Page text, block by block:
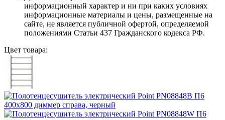
информационный характер и ни при каких условиях
информационные материалы и цены, размещенные на
сайте, не является публичной офертой, определяемой
положениями Статьи 437 Гражданского кодекса РФ.
Цвет товара: